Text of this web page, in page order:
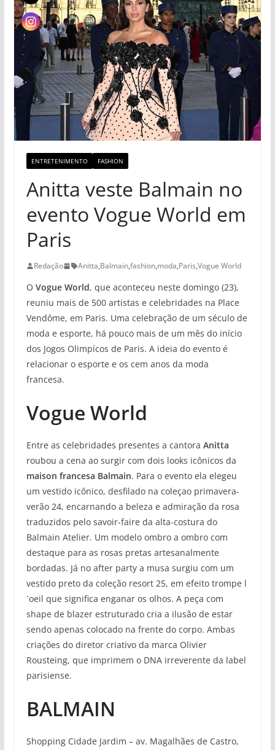
ENTRETENIMENTO FASHION
Anitta veste Balmain no
evento Vogue World em
Paris
Redação Anitta,Balmain,fashion,moda,Paris,Vogue World
O Vogue World, que aconteceu neste domingo (23),
reuniu mais de 500 artistas e celebridades na Place
Vendôme, em Paris. Uma celebração de um século de
moda e esporte, há pouco mais de um mês do início
dos Jogos Olimpícos de Paris. A ideia do evento é
relacionar o esporte e os cem anos da moda
francesa.
Vogue World
Entre as celebridades presentes a cantora Anitta
roubou a cena ao surgir com dois looks icônicos da
maison francesa Balmain. Para o evento ela elegeu
um vestido icônico, desfilado na coleçao primavera-
verão 24, encarnando a beleza e admiração da rosa
traduzidos pelo savoir-faire da alta-costura do
Balmain Atelier. Um modelo ombro a ombro com
destaque para as rosas pretas artesanalmente
bordadas. Já no after party a musa surgiu com um
vestido preto da coleção resort 25, em efeito trompe l
´oeil que significa enganar os olhos. A peça com
shape de blazer estruturado cria a ilusão de estar
sendo apenas colocado na frente do corpo. Ambas
criações do diretor criativo da marca Olivier
Rousteing, que imprimem o DNA irreverente da label
parisiense.
BALMAIN
Shopping Cidade Jardim – av. Magalhães de Castro,